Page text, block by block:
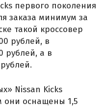
первого поколения
заказа минимум за
такой кроссовер
рублей, в
рублей, а в
Nissan Kicks
они оснащены 1,5